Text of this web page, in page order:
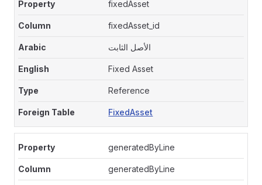
fixedAsset
fixedAsset_id
الأصل الثابت
Fixed Asset
Reference
FixedAsset
generatedByLine
generatedByLine